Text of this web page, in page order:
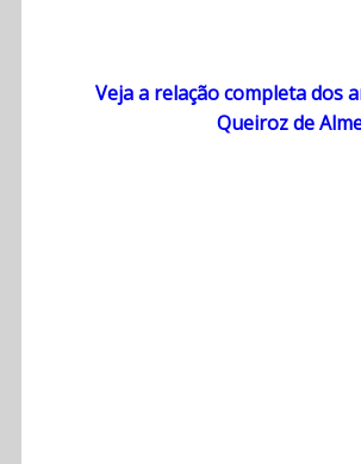
Veja a relação completa dos
Queiroz de